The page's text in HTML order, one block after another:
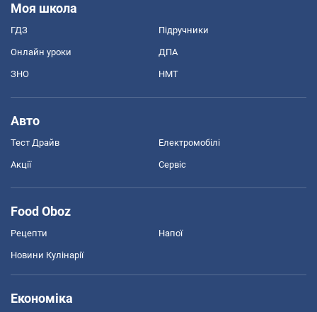
Моя школа
ГДЗ Підручники
Онлайн уроки ДПА
ЗНО НМТ
Авто
Тест Драйв Електромобілі
Акції Сервіс
Food Oboz
Рецепти Напої
Новини Кулінарії
Економіка